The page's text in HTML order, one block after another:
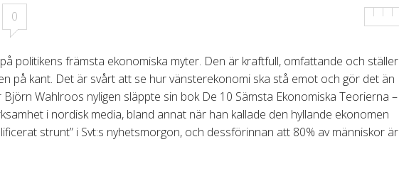
0
politikens främsta ekonomiska myter. Den är kraftfull, omfattande och ställer
på kant. Det är svårt att se hur vänsterekonomi ska stå emot och gör det än
Wahlroos nyligen släppte sin bok De 10 Sämsta Ekonomiska Teorierna –
i nordisk media, bland annat när han kallade den hyllande ekonomen
strunt” i Svt:s nyhetsmorgon, och dessförinnan att 80% av människor är